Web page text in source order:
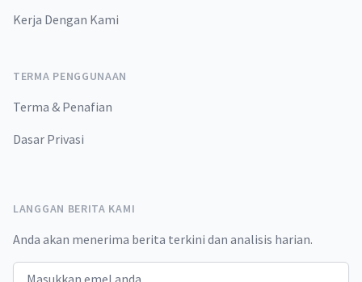
Kerja Dengan Kami
TERMA PENGGUNAAN
Terma & Penafian
Dasar Privasi
LANGGAN BERITA KAMI
Anda akan menerima berita terkini dan analisis harian.
Email address